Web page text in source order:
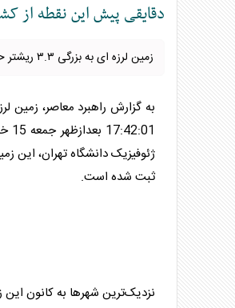
دقایقی پیش این نقطه از
زمین لرزه ای به بزرگی ۳.۳ ریشتر حوالی رویدر در استان هرمزگان را لرزاند.
ثبت شده است.
نزدیک‌ترین شهرها به کانون این زمین لرزه، 47 کیلومتری رویدر 53 کیلومتری و 60 کیلومتری کوخرد